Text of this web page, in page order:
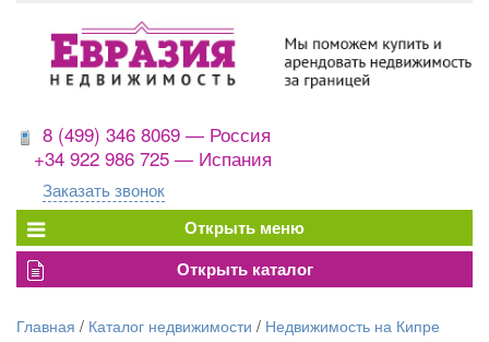
8 (499) 346 8069 — Россия
+34 922 986 725 — Испания
Заказать звонок
Главная / Каталог недвижимости / Недвижимость на Кипре